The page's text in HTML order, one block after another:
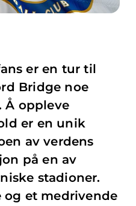
er en tur til
Bridge noe
Å oppleve
er en unik
av verdens
på en av
stadioner.
og et medrivende